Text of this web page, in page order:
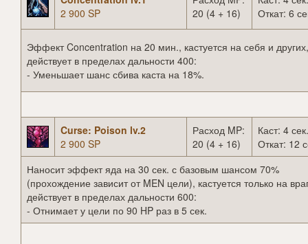
2 900 SP
20 (4 + 16)
Откат: 6
Эффект Concentration на 20 мин., кастуется на себя и других,
действует в пределах дальности 400:
- Уменьшает шанс сбива каста на 18%.
Curse: Poison lv.2
2 900 SP
Расход MP:
20 (4 + 16)
Каст: 4 сек.
Откат: 12
Наносит эффект яда на 30 сек. с базовым шансом 70%
(прохождение зависит от MEN цели), кастуется только на
действует в пределах дальности 600:
- Отнимает у цели по 90 HP раз в 5 сек.